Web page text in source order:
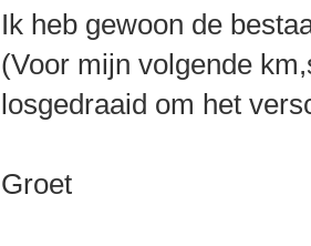
Ik heb gewoon de
(Voor mijn volgende
losgedraaid om het
Groet